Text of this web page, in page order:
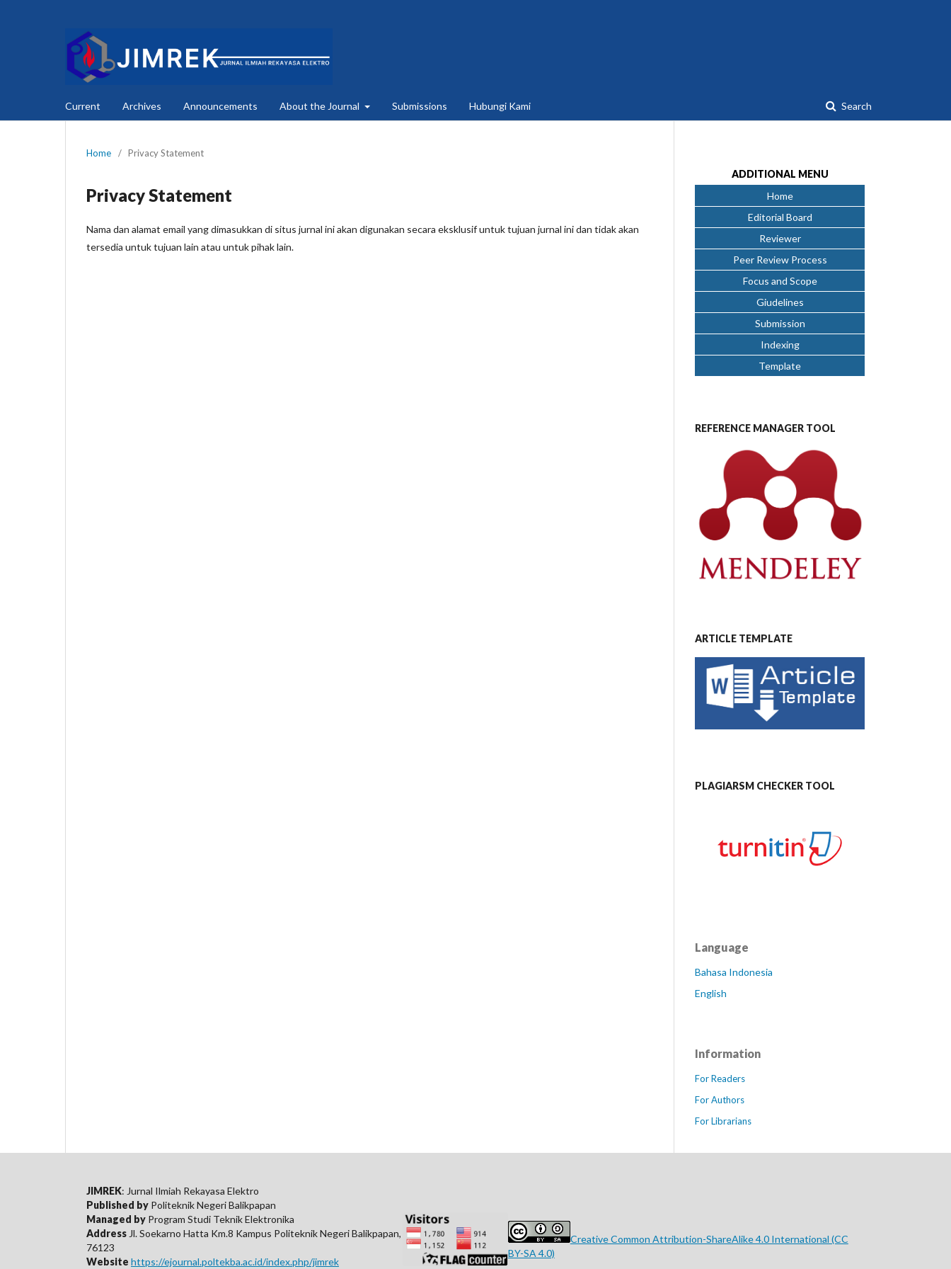
Current Archives Announcements About the Journal Submissions Hubungi Kami Search
Home / Privacy Statement
Privacy Statement
Nama dan alamat email yang dimasukkan di situs jurnal ini akan digunakan secara eksklusif untuk tujuan jurnal ini dan tidak akan
tersedia untuk tujuan lain atau untuk pihak lain.
ADDITIONAL MENU
Home
Editorial Board
Reviewer
Peer Review Process
Focus and Scope
Giudelines
Submission
Indexing
Template
REFERENCE MANAGER TOOL
ARTICLE TEMPLATE
PLAGIARSM CHECKER TOOL
Language
Bahasa Indonesia
English
Information
For Readers
For Authors
For Librarians
JIMREK: Jurnal Ilmiah Rekayasa Elektro
Published by Politeknik Negeri Balikpapan
Managed by Program Studi Teknik Elektronika
Address Jl. Soekarno Hatta Km.8 Kampus Politeknik Negeri Balikpapan,
76123
Website https://ejournal.poltekba.ac.id/index.php/jimrek
Creative Common Attribution-ShareAlike 4.0 International (CC
BY-SA 4.0)